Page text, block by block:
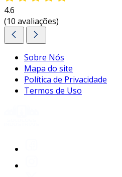
4.6
(10 avaliações)
Sobre Nós
Mapa do site
Política de Privacidade
Termos de Uso